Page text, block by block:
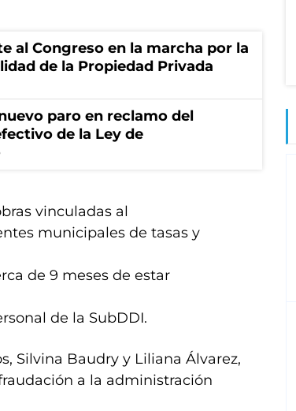
al Congreso en la marcha por la
de la Propiedad Privada
paro en reclamo del
de la Ley de
vinculadas al
municipales de tasas y
de 9 meses de estar
de la SubDDI.
Silvina Baudry y Liliana Álvarez,
a la administración